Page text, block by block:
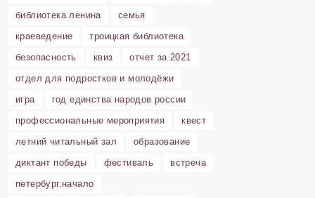
библиотека ленина
семья
краеведение
троицкая библиотека
безопасность
квиз
отчет за 2021
отдел для подростков и молодёжи
игра
год единства народов россии
профессиональные мероприятия
квест
летний читальный зал
образование
диктант победы
фестиваль
встреча
петербург.начало